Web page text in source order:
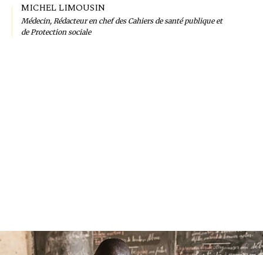
MICHEL LIMOUSIN
Médecin, Rédacteur en chef des Cahiers de santé publique et
de Protection sociale